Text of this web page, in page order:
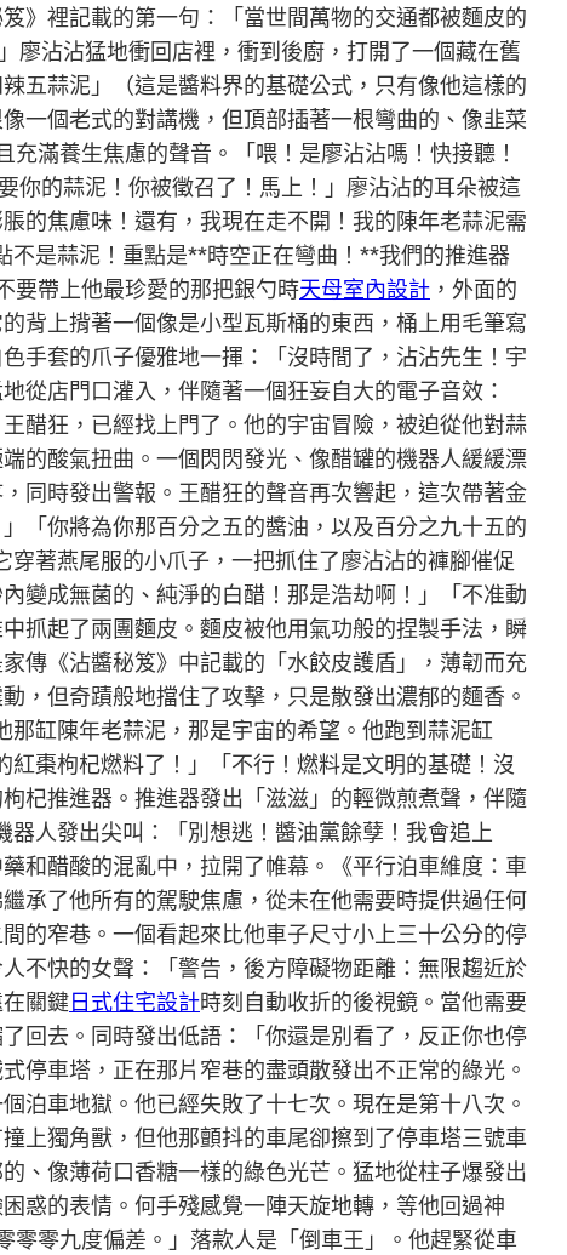
》裡記載的第一句：「當世間萬物的交通都被麵皮的
廖沾沾猛地衝回店裡，衝到後廚，打開了一個藏在舊
五蒜泥」（這是醬料界的基礎公式，只有像他這樣的
一個老式的對講機，但頂部插著一根彎曲的、像韭菜
滿養生焦慮的聲音。「喂！是廖沾沾嗎！快接聽！
你的蒜泥！你被徵召了！馬上！」廖沾沾的耳朵被這
的焦慮味！還有，我現在走不開！我的陳年老蒜泥需
不是蒜泥！重點是**時空正在彎曲！**我們的推進器
要帶上他最珍愛的那把銀勺時天母室內設計 ，外面的
背上揹著一個像是小型瓦斯桶的東西，桶上用毛筆寫
手套的爪子優雅地一揮：「沒時間了，沾沾先生！宇
從店門口灌入，伴隨著一個狂妄自大的電子音效：
醋狂，已經找上門了。他的宇宙冒險，被迫從他對蒜
的酸氣扭曲。一個閃閃發光、像醋罐的機器人緩緩漂
同時發出警報。王醋狂的聲音再次響起，這次帶著金
「你將為你那百分之五的醬油，以及百分之九十五的
著燕尾服的小爪子，一把抓住了廖沾沾的褲腳催促
變成無菌的、純淨的白醋！那是浩劫啊！」「不准動
抓起了兩團麵皮。麵皮被他用氣功般的捏製手法，瞬
傳《沾醬秘笈》中記載的「水餃皮護盾」，薄韌而充
，但奇蹟般地擋住了攻擊，只是散發出濃郁的麵香。
那缸陳年老蒜泥，那是宇宙的希望。他跑到蒜泥缸
棗枸杞燃料了！」「不行！燃料是文明的基礎！沒
杞推進器。推進器發出「滋滋」的輕微煎煮聲，伴隨
人發出尖叫：「別想逃！醬油黨餘孽！我會追上
和醋酸的混亂中，拉開了帷幕。《平行泊車維度：車
承了他所有的駕駛焦慮，從未在他需要時提供過任何
的窄巷。一個看起來比他車子尺寸小上三十公分的停
不快的女聲：「警告，後方障礙物距離：無限趨近於
關鍵日式住宅設計時刻自動收折的後視鏡。當他需要
回去。同時發出低語：「你還是別看了，反正你也停
停車塔，正在那片窄巷的盡頭散發出不正常的綠光。
泊車地獄。他已經失敗了十七次。現在是第十八次。
上獨角獸，但他那顫抖的車尾卻擦到了停車塔三號車
、像薄荷口香糖一樣的綠色光芒。猛地從柱子爆發出
惑的表情。何手殘感覺一陣天旋地轉，等他回過神
零九度偏差。」落款人是「倒車王」。他趕緊從車